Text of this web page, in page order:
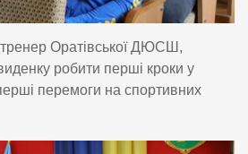
Оратівської ДЮСШ,
робити перші кроки у
перемоги на спортивних